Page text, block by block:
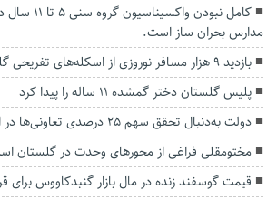
کامل نبودن
مدارس بحران ساز است.
بازدید ۹ هزار مسافر نوروزی از اسکله‌های تفریحی گلستان
پلیس گلستان دختر گمشده ۱۱ ساله را پیدا کرد
دولت به‌دنبال تحقق سهم ۲۵ درصدی تعاونی‌ها در اقتصاد کشور است
مختومقلی فراغی از محور‌های وحدت در گلستان
قیمت گوسفند زنده در مال بازار گنبدکاووس برای